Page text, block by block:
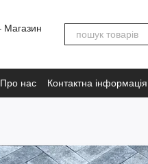
Про нас Контактна інформація